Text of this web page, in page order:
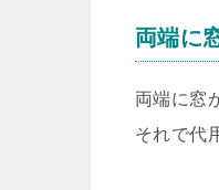
両端に
両端に窓
それで代